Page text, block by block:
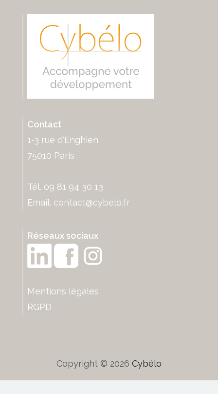
Contact
1-3 rue d'Enghien
75010 Paris
Tél. 09 81 94 30 13
Email. contact@cybelo.fr
Réseaux sociaux
Mentions légales
RGPD
Copyright © 2026 Cybélo